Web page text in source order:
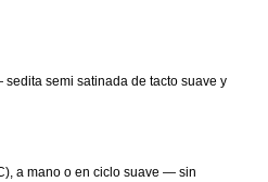
semi satinada de tacto suave y
a mano o en ciclo suave — sin